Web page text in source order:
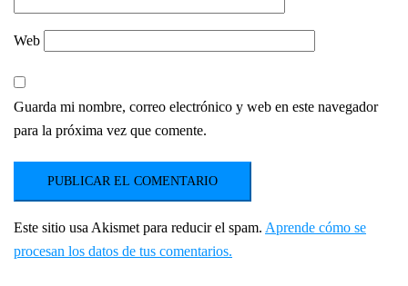
Web
Guarda mi nombre, correo electrónico y web en este navegador
para la próxima vez que comente.
Este sitio usa Akismet para reducir el spam. Aprende cómo se
procesan los datos de tus comentarios.